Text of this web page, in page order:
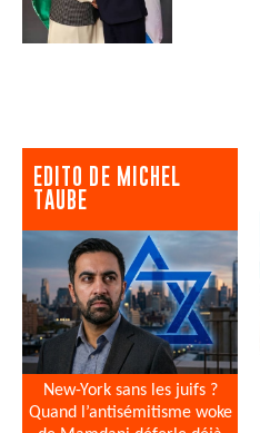
EDITO DE MICHEL
TAUBE
New-York sans les juifs ?
Quand l’antisémitisme woke